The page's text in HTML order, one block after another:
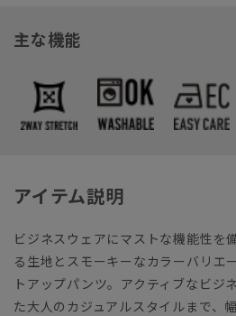
主な機能
アイテム説明
ビジネスウェアにマストな機能性を
る生地とスモーキーなカラーバリエ
トアップパンツ。アクティブなビジ
た大人のカジュアルスタイルまで、